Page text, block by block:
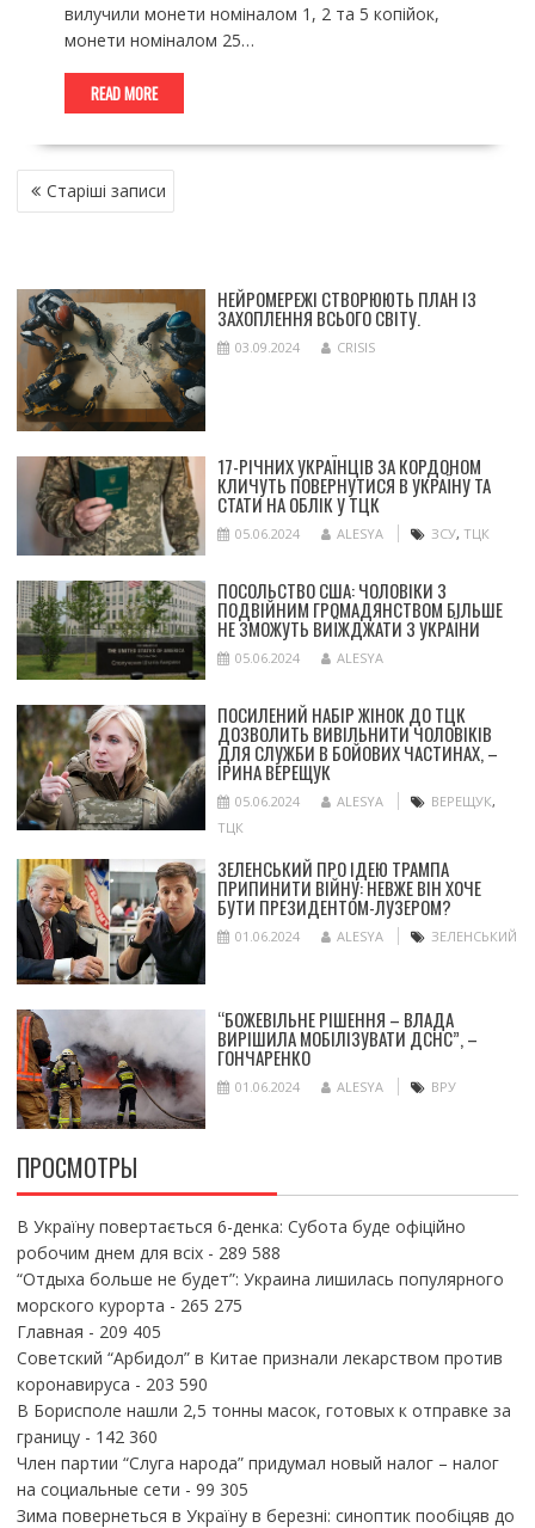
вилучили монети номіналом 1, 2 та 5 копійок,
монети номіналом 25…
READ MORE
НАВІГАЦІЯ
ЗА Старіші записи
НЕЙРОМЕРЕЖІ СТВОРЮЮТЬ ПЛАН ІЗ
ЗАХОПЛЕННЯ ВСЬОГО СВІТУ.
03.09.2024 CRISIS
17-РІЧНИХ УКРАЇНЦІВ ЗА КОРДОНОМ
КЛИЧУТЬ ПОВЕРНУТИСЯ В УКРАЇНУ ТА
СТАТИ НА ОБЛІК У ТЦК
05.06.2024 ALESYA ЗСУ, ТЦК
ПОСОЛЬСТВО США: ЧОЛОВІКИ З
ПОДВІЙНИМ ГРОМАДЯНСТВОМ БІЛЬШЕ
НЕ ЗМОЖУТЬ ВИЇЖДЖАТИ З УКРАЇНИ
05.06.2024 ALESYA
ПОСИЛЕНИЙ НАБІР ЖІНОК ДО ТЦК
ДОЗВОЛИТЬ ВИВІЛЬНИТИ ЧОЛОВІКІВ
ДЛЯ СЛУЖБИ В БОЙОВИХ ЧАСТИНАХ, –
ІРИНА ВЕРЕЩУК
05.06.2024 ALESYA ВЕРЕЩУК,
ТЦК
ЗЕЛЕНСЬКИЙ ПРО ІДЕЮ ТРАМПА
ПРИПИНИТИ ВІЙНУ: НЕВЖЕ ВІН ХОЧЕ
БУТИ ПРЕЗИДЕНТОМ-ЛУЗЕРОМ?
01.06.2024 ALESYA ЗЕЛЕНСЬКИЙ
“БОЖЕВІЛЬНЕ РІШЕННЯ – ВЛАДА
ВИРІШИЛА МОБІЛІЗУВАТИ ДСНС”, –
ГОНЧАРЕНКО
01.06.2024 ALESYA ВРУ
ПРОСМОТРЫ
В Україну повертається 6-денка: Субота буде офіційно
робочим днем для всіх- 289 588
“Отдыха больше не будет”: Украина лишилась популярного
морского курорта - 265 275
Главная - 209 405
Советский “Арбидол” в Китае признали лекарством против
коронавируса - 203 590
В Борисполе нашли 2,5 тонны масок, готовых к отправке за
границу- 142 360
Член партии “Слуга народа” придумал новый налог – налог
на социальные сети - 99 305
Зима повернеться в Україну в березні: синоптик пообіцяв до